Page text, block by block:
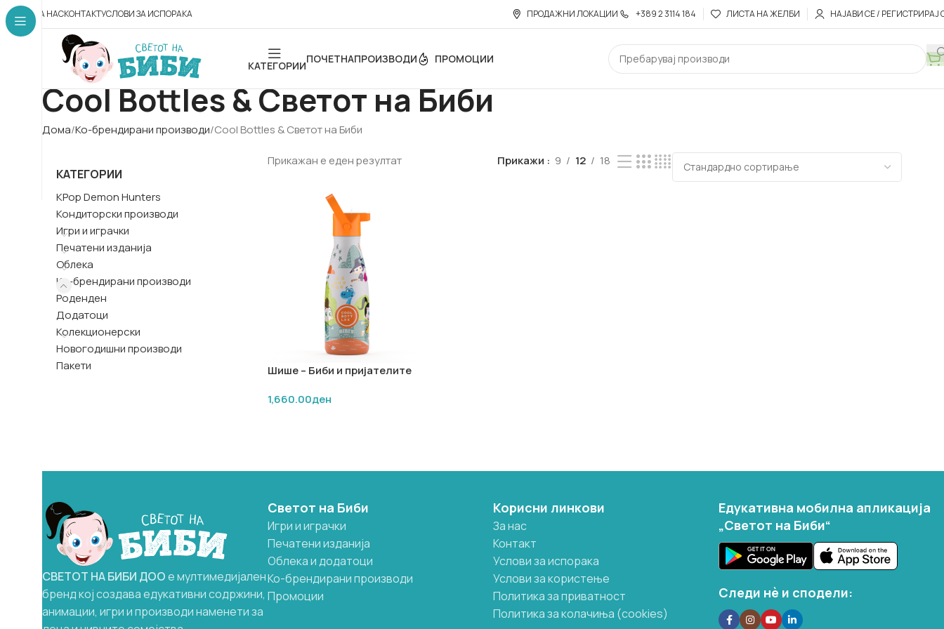
ЗА НАСКОНТАКТУСЛОВИ ЗА ИСПОРАКА ПРОДАЖНИ ЛОКАЦИИ +389 2 3114 184 ЛИСТА НА ЖЕЛБИ НАЈАВИ СЕ / РЕГИСТРИРАЈ
КАТЕГОРИИ
ПОЧЕТНАПРОИЗВОДИ ПРОМОЦИИ
Cool Bottles & Светот на Биби
Дома Ко-брендирани производи Cool Bottles & Светот на Биби
КАТЕГОРИИ
KPop Demon Hunters
Кондиторски производи
Игри и играчки
Печатени изданија
Облека
Ко-брендирани производи
Роденден
Додатоци
Колекционерски
Новогодишни производи
Пакети
Прикажан е еден резултат Прикажи 9 12 18
Шише – Биби и пријателите
1,660.00ден
СВЕТОТ НАБИБИ ДООе мултимедијален
бренд кој создава едукативни содржини,
анимации, игри и производи наменети за
Светот на Биби
Игри и играчки
Печатени изданија
Облека и додатоци
Ко-брендирани производи
Промоции
Корисни линкови
За нас
Контакт
Услови за испорака
Услови за користење
Политика за приватност
Политика за колачиња (cookies)
Едукативна мобилна апликација
„Светот на Биби“
Следи нѐ и сподели: